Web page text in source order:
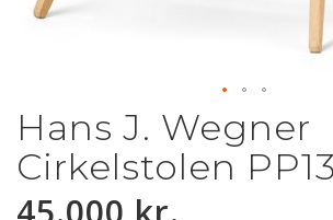
Gå
til
starten
af
billedgalleriet
Hans J. Wegner
Cirkelstolen